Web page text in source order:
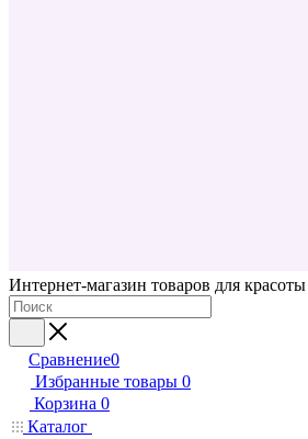
Интернет-магазин товаров для
Сравнение0
Избранные товары 0
Корзина 0
Каталог